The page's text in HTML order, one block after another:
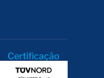
Certificação